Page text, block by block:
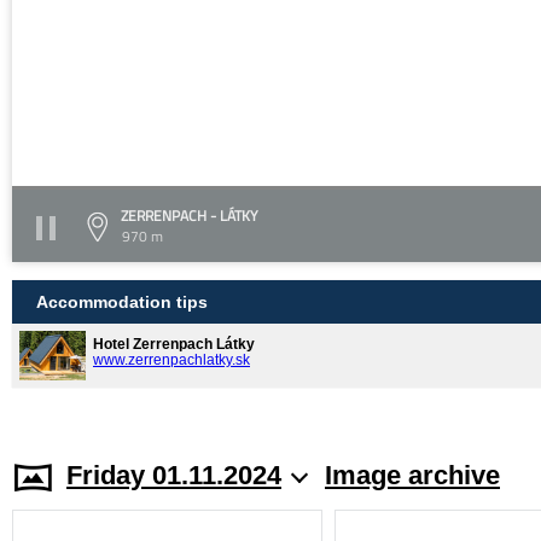
ZERRENPACH - LÁTKY
970 m
Accommodation tips
Hotel Zerrenpach Látky
www.zerrenpachlatky.sk
Friday 01.11.2024 Image archive